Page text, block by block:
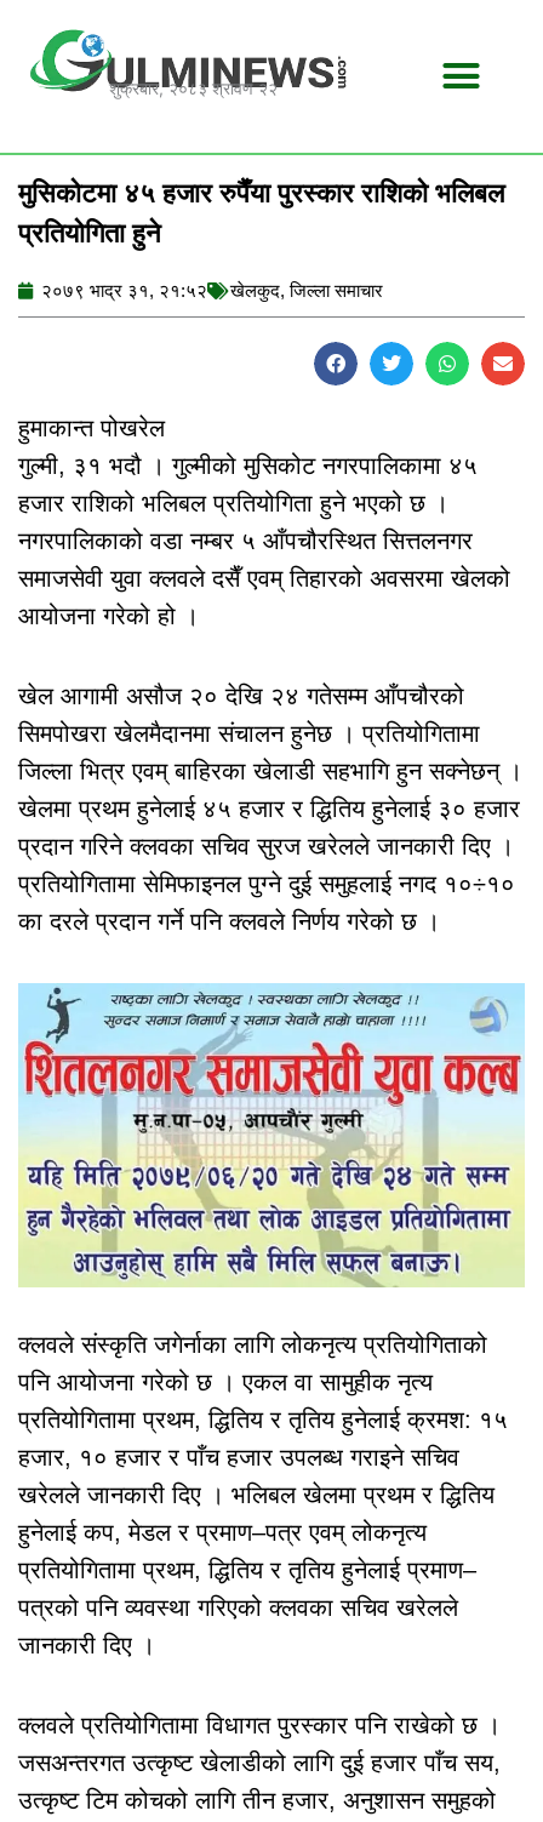
content
शुक्रबार, २०८३ श्रावण २२
मुसिकोटमा ४५ हजार रुपैँया पुरस्कार राशिको भलिबल
प्रतियोगिता हुने
२०७९ भाद्र ३१, २१:५२ खेलकुद,जिल्ला समाचार
हुमाकान्त पोखरेल
गुल्मी, ३१ भदौ । गुल्मीको मुसिकोट नगरपालिकामा ४५
हजार राशिको भलिबल प्रतियोगिता हुने भएको छ ।
नगरपालिकाको वडा नम्बर ५ आँपचौरस्थित सित्तलनगर
समाजसेवी युवा क्लवले दसैँ एवम् तिहारको अवसरमा खेलको
आयोजना गरेको हो ।
खेल आगामी असौज २० देखि २४ गतेसम्म आँपचौरको
सिमपोखरा खेलमैदानमा संचालन हुनेछ । प्रतियोगितामा
जिल्ला भित्र एवम् बाहिरका खेलाडी सहभागि हुन सक्नेछन् ।
खेलमा प्रथम हुनेलाई ४५ हजार र द्धितिय हुनेलाई ३० हजार
प्रदान गरिने क्लवका सचिव सुरज खरेलले जानकारी दिए ।
प्रतियोगितामा सेमिफाइनल पुग्ने दुई समुहलाई नगद १०÷१०
का दरले प्रदान गर्ने पनि क्लवले निर्णय गरेको छ ।
क्लवले संस्कृति जगेर्नाका लागि लोकनृत्य प्रतियोगिताको
पनि आयोजना गरेको छ । एकल वा सामुहीक नृत्य
प्रतियोगितामा प्रथम, द्धितिय र तृतिय हुनेलाई क्रमश: १५
हजार, १० हजार र पाँच हजार उपलब्ध गराइने सचिव
खरेलले जानकारी दिए । भलिबल खेलमा प्रथम र द्धितिय
हुनेलाई कप, मेडल र प्रमाण–पत्र एवम् लोकनृत्य
प्रतियोगितामा प्रथम, द्धितिय र तृतिय हुनेलाई प्रमाण–
पत्रको पनि व्यवस्था गरिएको क्लवका सचिव खरेलले
जानकारी दिए ।
क्लवले प्रतियोगितामा विधागत पुरस्कार पनि राखेको छ ।
जसअन्तरगत उत्कृष्ट खेलाडीको लागि दुई हजार पाँच सय,
उत्कृष्ट टिम कोचको लागि तीन हजार, अनुशासन समुहको